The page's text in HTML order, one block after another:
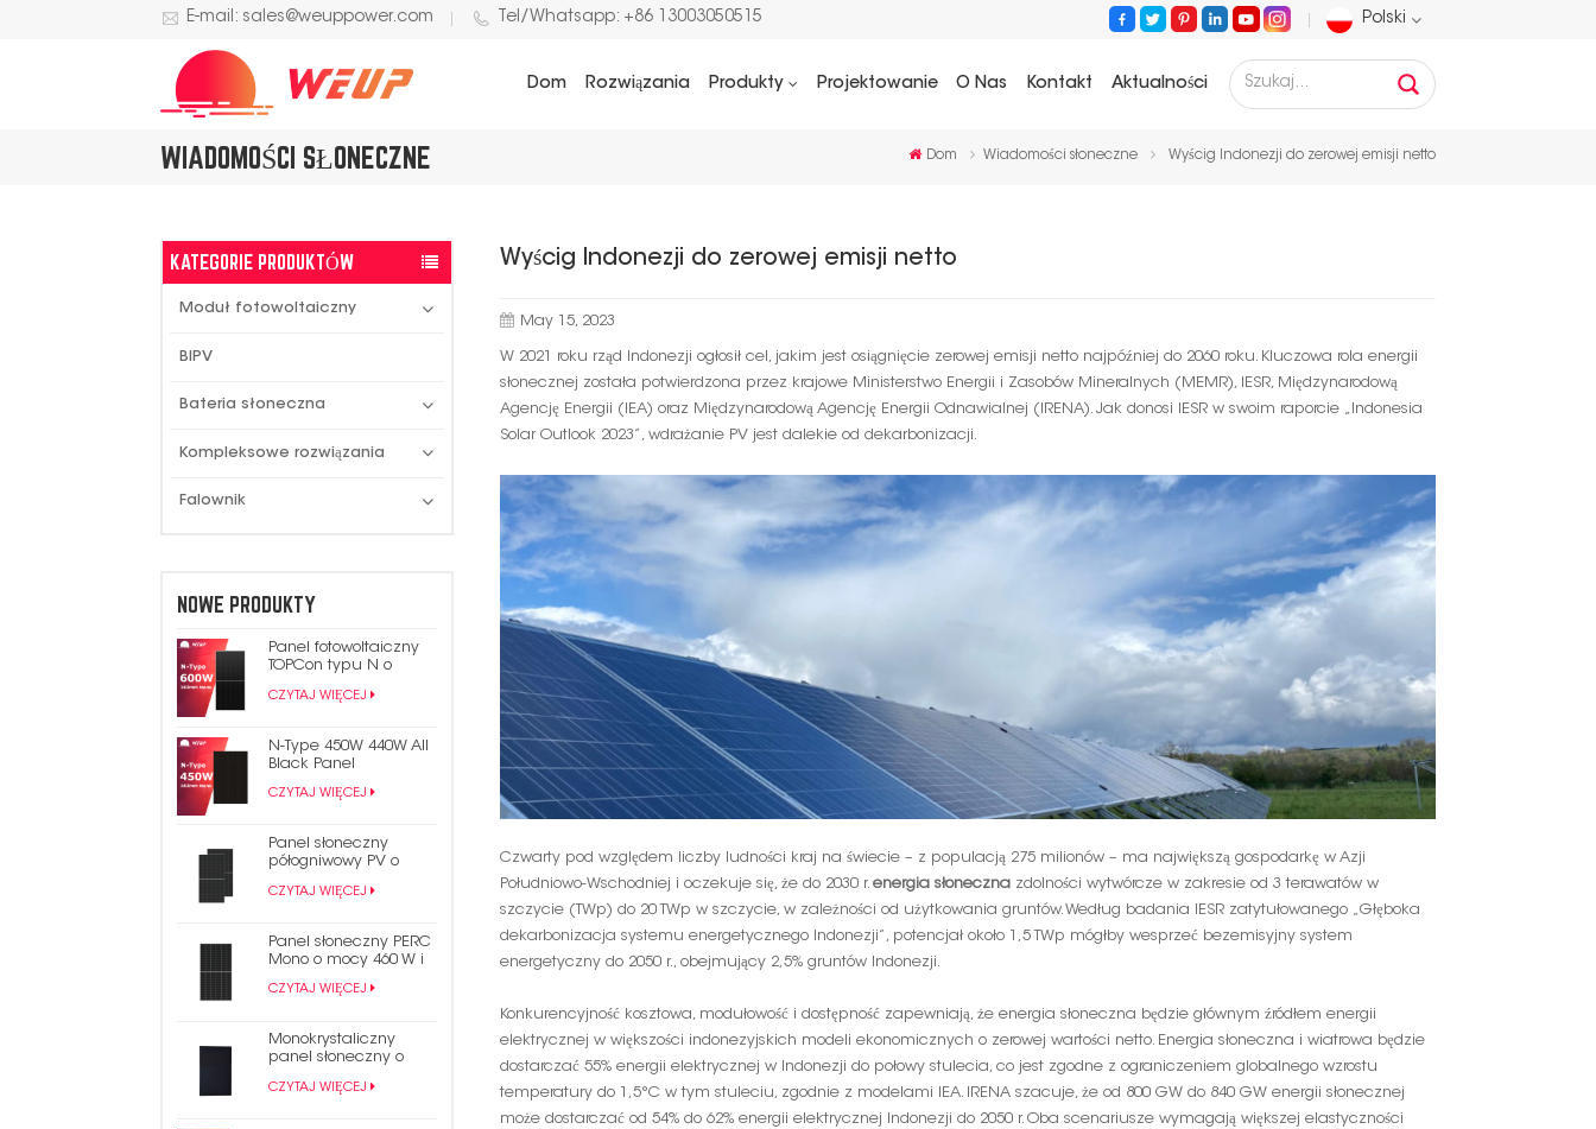
E-mail: sales@weuppower.com Tel/Whatsapp: +86 13003050515 Polski
Español
Português
한국인
Dom Rozwiązania Produkty Projektowanie O Nas Kontakt Aktualności
WIADOMOŚCI SŁONECZNE Dom Wiadomości słoneczne Wyścig Indonezji do zerowej emisji netto
KATEGORIE PRODUKTÓW
Moduł fotowoltaiczny
BIPV
Bateria słoneczna
Kompleksowe rozwiązania
Falownik
NOWE PRODUKTY
Panel fotowoltaiczny
TOPCon typu N o
CZYTAJ WIĘCEJ
N-Type 450W 440W All
Black Panel
CZYTAJ WIĘCEJ
Panel słoneczny
półogniwowy PV o
bb Mono Perc 182 mm
CZYTAJ WIĘCEJ
Panel słoneczny PERC
Mono o mocy 460 W i
fotowoltaiczny o
CZYTAJ WIĘCEJ
Monokrystaliczny
panel słoneczny o
czarnym gontem
CZYTAJ WIĘCEJ
Wyścig Indonezji do zerowej emisji netto
May 15, 2023
W 2021 roku rząd Indonezji ogłosił cel, jakim jest osiągnięcie zerowej emisji netto najpóźniej do 2060 roku. Kluczowa rola energii
słonecznej została potwierdzona przez krajowe Ministerstwo Energii i Zasobów Mineralnych (MEMR), IESR, Międzynarodową
Agencję Energii (IEA) oraz Międzynarodową Agencję Energii Odnawialnej (IRENA). Jak donosi IESR w swoim raporcie „Indonesia
Solar Outlook 2023”, wdrażanie PV jest dalekie od dekarbonizacji.
Czwarty pod względem liczby ludności kraj na świecie – z populacją 275 milionów – ma największą gospodarkę w Azji
Południowo-Wschodniej i oczekuje się, że do 2030 r.energia słoneczna zdolności wytwórcze w zakresie od 3 terawatów w
szczycie (TWp) do 20 TWp w szczycie, w zależności od użytkowania gruntów. Według badania IESR zatytułowanego „Głęboka
dekarbonizacja systemu energetycznego Indonezji”, potencjał około 1,5 TWp mógłby wesprzeć bezemisyjny system
energetyczny do 2050 r., obejmujący 2,5% gruntów Indonezji.
Konkurencyjność kosztowa, modułowość i dostępność zapewniają, że energia słoneczna będzie głównym źródłem energii
elektrycznej w większości indonezyjskich modeli ekonomicznych o zerowej wartości netto. Energia słoneczna i wiatrowa będzie
dostarczać 55% energii elektrycznej w Indonezji do połowy stulecia, co jest zgodne z ograniczeniem globalnego wzrostu
temperatury do 1,5°C w tym stuleciu, zgodnie z modelami IEA. IRENA szacuje, że od 800 GW do 840 GW energii słonecznej
może dostarczać od 54% do 62% energii elektrycznej Indonezji do 2050 r. Oba scenariusze wymagają większej elastyczności